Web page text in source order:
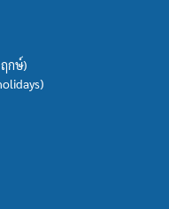
กษ์)